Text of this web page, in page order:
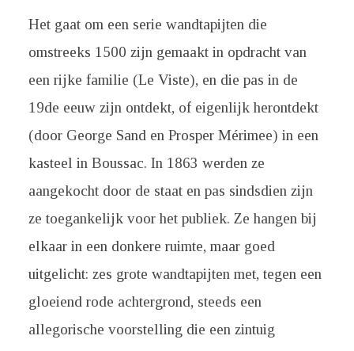
Het gaat om een serie wandtapijten die
omstreeks 1500 zijn gemaakt in opdracht van
een rijke familie (Le Viste), en die pas in de
19de eeuw zijn ontdekt, of eigenlijk herontdekt
(door George Sand en Prosper Mérimee) in een
kasteel in Boussac. In 1863 werden ze
aangekocht door de staat en pas sindsdien zijn
ze toegankelijk voor het publiek. Ze hangen bij
elkaar in een donkere ruimte, maar goed
uitgelicht: zes grote wandtapijten met, tegen een
gloeiend rode achtergrond, steeds een
allegorische voorstelling die een zintuig